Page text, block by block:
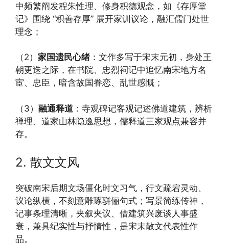
中频繁阐发程朱性理、修身积德观念，如《存厚堂
记》围绕 “积善存厚” 展开家训议论，融汇儒门处世
理念；
（2） 家国遗民心绪 ：文作多写于宋末元初，身处王
朝更迭之际，在书院、忠烈祠记中追忆南宋地方名
宦、忠臣，暗含故国眷恋、乱世感慨；
（3） 融通释道 ：寺观碑记客观记述佛道建筑，辨析
禅理、道家山林隐逸思想，儒释道三家观点兼容并
存。
2. 散文文风
突破南宋后期文场僵化时文习气，行文疏宕灵动、
议论纵横，不刻意雕琢骈俪句式；写景简练传神，
记事条理清晰，夹叙夹议、借建筑兴废谈人事盛
衰，兼具纪实性与抒情性，是宋末散文代表性作
品。